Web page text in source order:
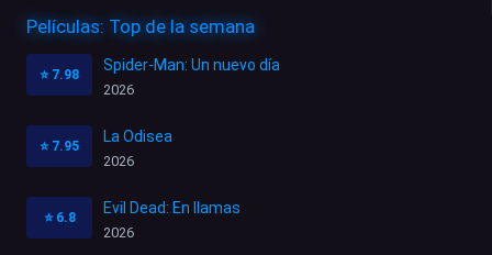
Películas: Top de la semana
⭐ 7.98
Spider-Man: Un nuevo día
2026
⭐ 7.95
La Odisea
2026
⭐ 6.8
Evil Dead: En llamas
2026